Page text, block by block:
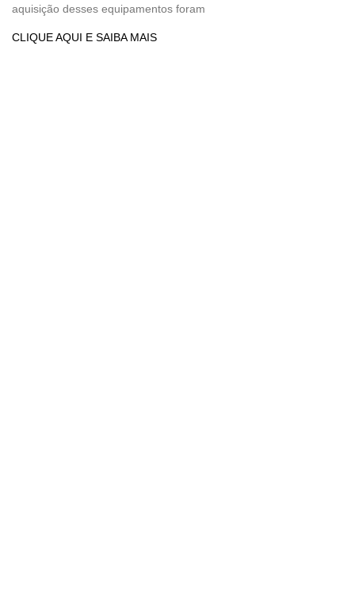
aquisição desses equipamentos foram
CLIQUE AQUI E SAIBA MAIS